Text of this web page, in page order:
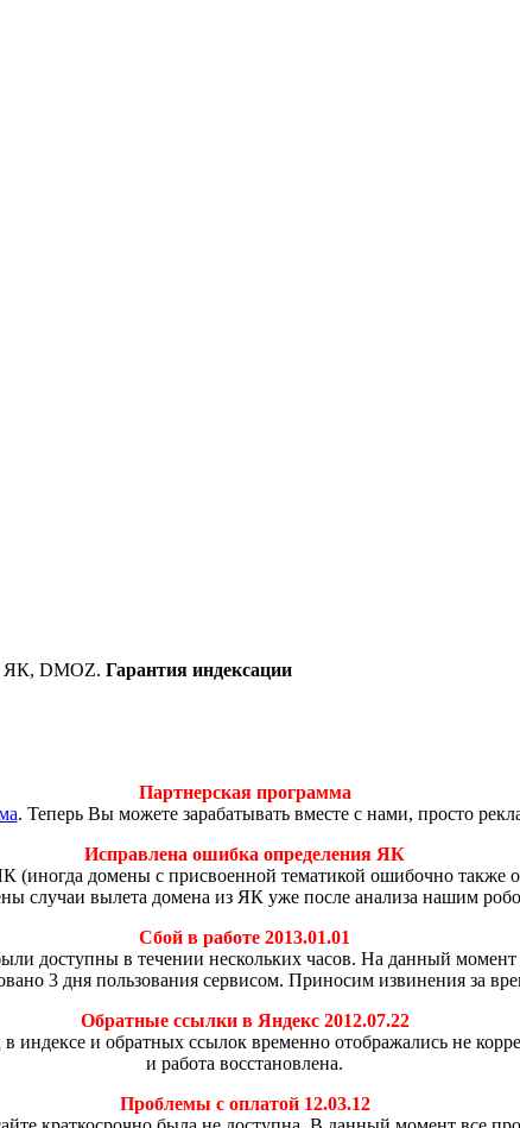
ЯК, DMOZ. Гарантия индексации
Партнерская программа
. Теперь Вы можете зарабатывать вместе с нами, просто
Исправлена ошибка определения ЯК
(иногда домены с присвоенной тематикой ошибочно
случаи вылета домена из ЯК уже после анализа нашим
Сбой в работе 2013.01.01
доступны в течении нескольких часов. На данный
3 дня пользования сервисом. Приносим извинения за
Обратные ссылки в Яндекс 2012.07.22
индексе и обратных ссылок временно отображались не
и работа восстановлена.
Проблемы с оплатой 12.03.12